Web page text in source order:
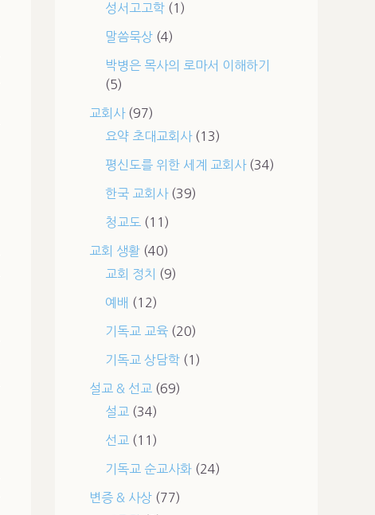
성서고고학(1)
말씀묵상(4)
박병은 목사의 로마서 이해하기
(5)
교회사(97)
요약 초대교회사(13)
평신도를 위한 세계 교회사(34)
한국 교회사(39)
청교도 (11)
교회 생활(40)
교회 정치
(9)
예배 (12)
기독교 교육(20)
기독교 상담학(1)
설교 & 선교 (69)
설교 (34)
선교 (11)
기독교 순교사화(24)
변증 & 사상(77)